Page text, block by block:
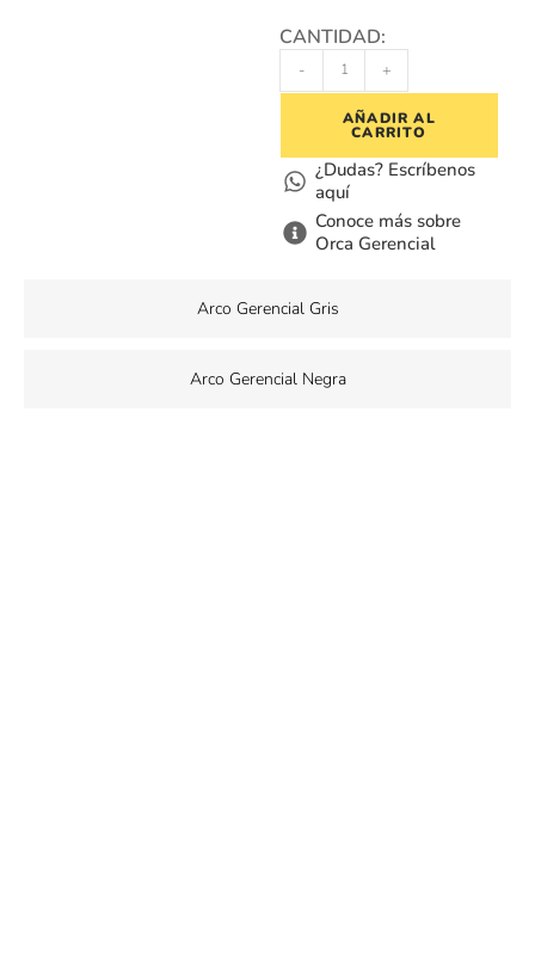
Arco Gerencial Gris
Arco Gerencial Negra
CANTIDAD:
- +
AÑADIR AL
CARRITO
¿Dudas? Escríbenos
aquí
Conoce más sobre
Orca Gerencial